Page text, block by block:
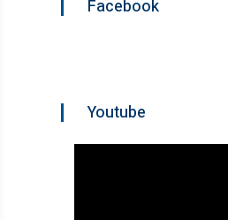
Facebook
Youtube